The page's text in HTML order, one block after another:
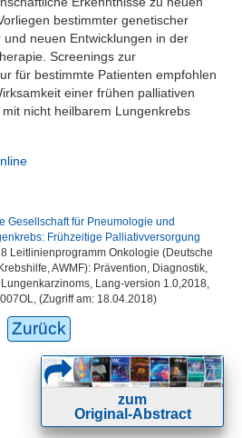
bestimmter genetischer
neuen Entwicklungen in der
Screenings zur
für bestimmte Patienten empfohlen
einer frühen palliativen
nicht heilbarem Lungenkrebs
Gesellschaft für Pneumologie und
Frühzeitige Palliativversorgung
Leitlinienprogramm Onkologie (Deutsche
AWMF): Prävention, Diagnostik,
Lang-version 1.0,2018,
(Zugriff am: 18.04.2018)
Zurück
zum
Original-Abstract